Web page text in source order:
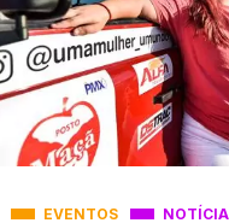
EVENTOS